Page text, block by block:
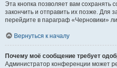
Эта кнопка позволяет вам сохранять
закончить и отправить их позже. Для
перейдите в параграф «Черновики»
Вернуться к началу
Почему моё сообщение требует
Администратор конференции может